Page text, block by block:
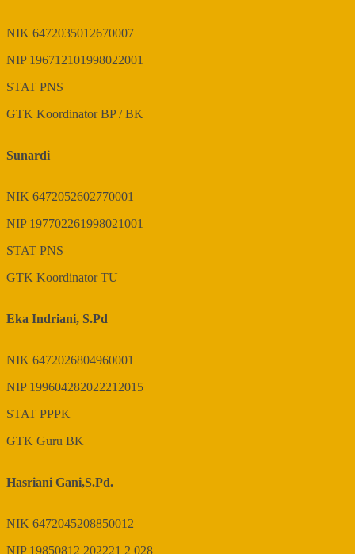
NIK 6472035012670007
NIP 196712101998022001
STAT PNS
GTK Koordinator BP / BK
Sunardi
NIK 6472052602770001
NIP 197702261998021001
STAT PNS
GTK Koordinator TU
Eka Indriani, S.Pd
NIK 6472026804960001
NIP 199604282022212015
STAT PPPK
GTK Guru BK
Hasriani Gani,S.Pd.
NIK 6472045208850012
NIP 19850812 202221 2 028